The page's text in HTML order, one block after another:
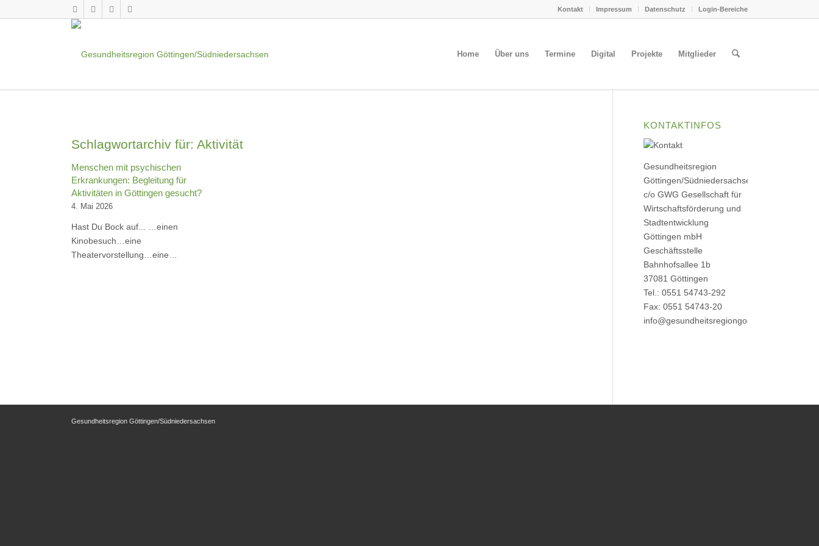
Kontakt Impressum Datenschutz Login-Bereiche
Home Über uns Termine Digital Projekte Mitglieder
Schlagwortarchiv für:Aktivität
Menschen mit psychischen
Erkrankungen: Begleitung für
Aktivitäten in Göttingen gesucht?
4. Mai 2026
Hast Du Bock auf... …einen
Kinobesuch…eine
Theatervorstellung…eine…
KONTAKTINFOS
Gesundheitsregion
Göttingen/Südniedersachsen
c/o GWG Gesellschaft für
Wirtschaftsförderung und
Stadtentwicklung
Göttingen mbH
Geschäftsstelle
Bahnhofsallee 1b
37081 Göttingen
Tel.: 0551 54743-292
Fax: 0551 54743-20
info@gesundheitsregiongoettingen.de
Gesundheitsregion Göttingen/Südniedersachsen